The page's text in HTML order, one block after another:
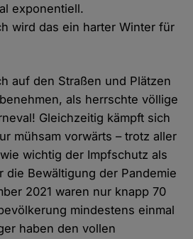
exponentiell.
wird das ein harter Winter für
auf den Straßen und Plätzen
als herrschte völlige
Gleichzeitig kämpft sich
mühsam vorwärts – trotz aller
wichtig der Impfschutz als
die Bewältigung der Pandemie
2021 waren nur knapp 70
mindestens einmal
haben den vollen